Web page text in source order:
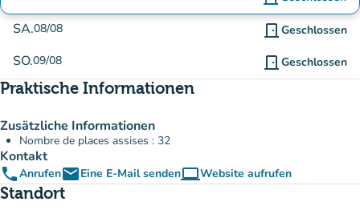
SA.08/08 door_front Geschlossen
SO.09/08 door_front Geschlossen
Praktische Informationen
Zusätzliche Informationen
Nombre de places assises : 32
Kontakt
phoneAnrufenemailEine E-Mail sendencomputerWebsite aufrufen
(new tab)
Standort